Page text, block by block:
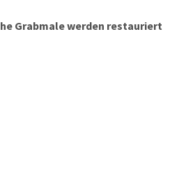
Grabmale werden restauriert